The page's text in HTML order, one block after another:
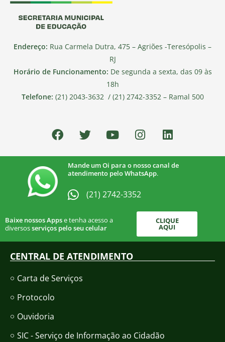
Endereço: Rua Carmela Dutra, 475 – Agriões -Teresópolis –
RJ
Horário de Funcionamento: De segunda a sexta, das 09 às
18h
Telefone: (21) 2043-3632 / (21) 2742-3352 – Ramal 500
Mande um Oi para o nosso canal de
atendimento pelo WhatsApp.
(21) 2742-3352​
Baixe nossos Appse tenha acesso a
diversosserviços pelo seu celular
CLIQUE
AQUI
CENTRAL DE ATENDIMENTO
Carta de Serviços
Protocolo
Ouvidoria
SIC - Serviço de Informação ao Cidadão